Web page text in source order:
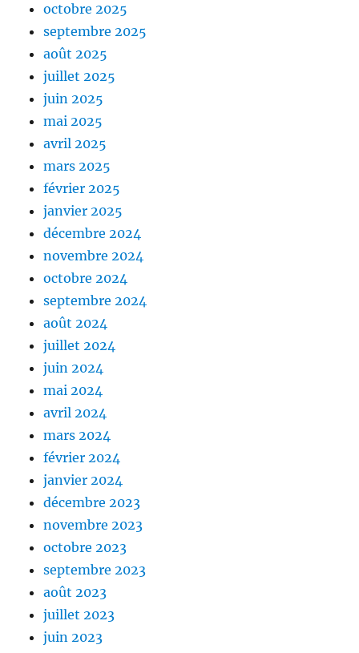
octobre 2025
septembre 2025
août 2025
juillet 2025
juin 2025
mai 2025
avril 2025
mars 2025
février 2025
janvier 2025
décembre 2024
novembre 2024
octobre 2024
septembre 2024
août 2024
juillet 2024
juin 2024
mai 2024
avril 2024
mars 2024
février 2024
janvier 2024
décembre 2023
novembre 2023
octobre 2023
septembre 2023
août 2023
juillet 2023
juin 2023